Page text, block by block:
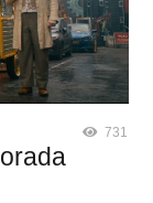
731